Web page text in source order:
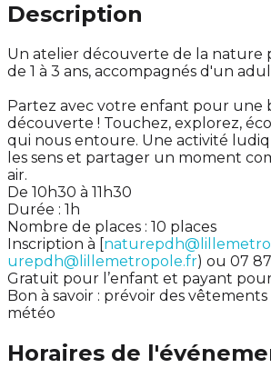
Description
Un atelier découverte de la nature
de 1 à 3 ans, accompagnés d'un
Partez avec votre enfant pour une
découverte ! Touchez, explorez,
qui nous entoure. Une activité
les sens et partager un moment
air.
De 10h30 à 11h30
Durée : 1h
Nombre de places : 10 places
Inscription à [
urepdh@lillemetropole.fr) ou 07
Gratuit pour l’enfant et payant
Bon à savoir : prévoir des vêtements
météo
Horaires de